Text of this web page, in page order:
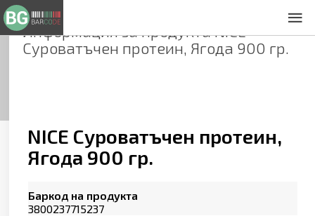
Информация за продуктаNICE
Суроватъчен протеин, Ягода 900 гр.
NICE Суроватъчен протеин,
Ягода 900 гр.
Баркод на продукта
3800237715237
Общи условия